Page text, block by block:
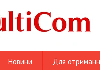
Новини Для